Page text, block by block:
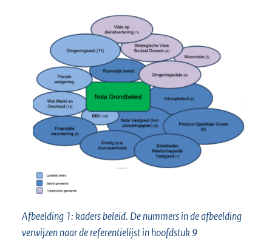
Afbeelding 1: kaders beleid. De nummers in de afbeelding
verwijzen naar de referentielijst in hoofdstuk 9